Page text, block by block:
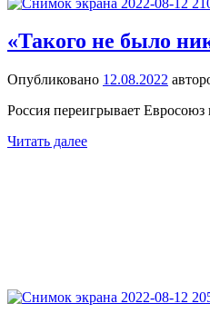
«Такого не было
Опубликовано 12.08.2022
Россия переигрывает
Читать далее